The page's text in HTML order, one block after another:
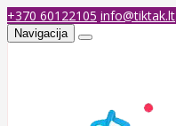
+370 60122105 info@tiktak.lt
Navigacija